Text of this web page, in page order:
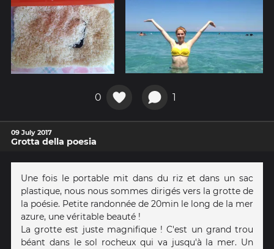
0 1
09 July 2017
Grotta della poesia
Une fois le portable mit dans du riz et dans un sac
plastique, nous nous sommes dirigés vers la grotte de
la poésie. Petite randonnée de 20min le long de la mer
azure, une véritable beauté !
La grotte est juste magnifique ! C'est un grand trou
béant dans le sol rocheux qui va jusqu'à la mer. Un